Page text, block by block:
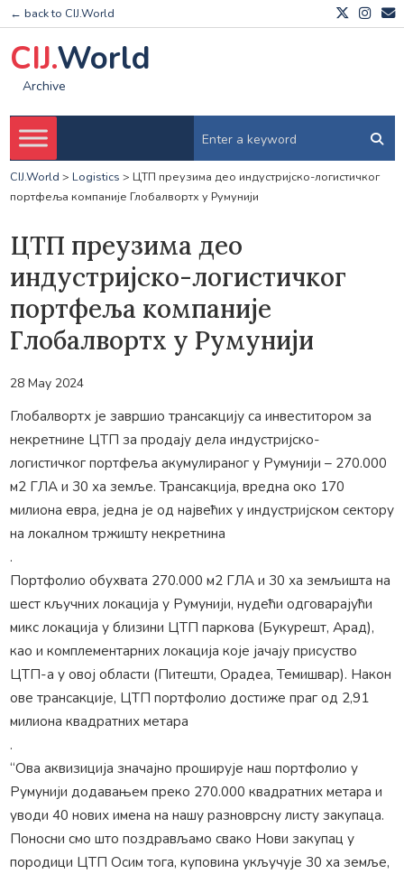
← back to CIJ.World
CIJ.World
Archive
CIJ.World > Logistics > ЦТП преузима део индустријско-логистичког
портфеља компаније Глобалвортх у Румунији
ЦТП преузима део
индустријско-логистичког
портфеља компаније
Глобалвортх у Румунији
28 May 2024
Глобалвортх је завршио трансакцију са инвеститором за
некретнине ЦТП за продају дела индустријско-
логистичког портфеља акумулираног у Румунији – 270.000
м2 ГЛА и 30 ха земље. Трансакција, вредна око 170
милиона евра, једна је од највећих у индустријском сектору
на локалном тржишту некретнина
.
Портфолио обухвата 270.000 м2 ГЛА и 30 ха земљишта на
шест кључних локација у Румунији, нудећи одговарајући
микс локација у близини ЦТП паркова (Букурешт, Арад),
као и комплементарних локација које јачају присуство
ЦТП-а у овој области (Питешти, Орадеа, Темишвар). Након
ове трансакције, ЦТП портфолио достиже праг од 2,91
милиона квадратних метара
.
“Ова аквизиција значајно проширује наш портфолио у
Румунији додавањем преко 270.000 квадратних метара и
уводи 40 нових имена на нашу разноврсну листу закупаца.
Поносни смо што поздрављамо свако Нови закупац у
породици ЦТП Осим тога, куповина укључује 30 ха земље,